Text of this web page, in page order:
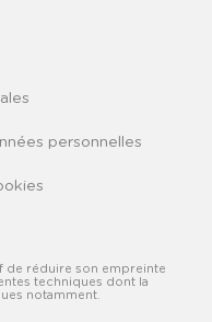
personnelles
de réduire son empreinte
techniques dont la
notamment.